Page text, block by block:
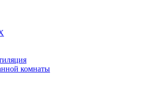
комнаты